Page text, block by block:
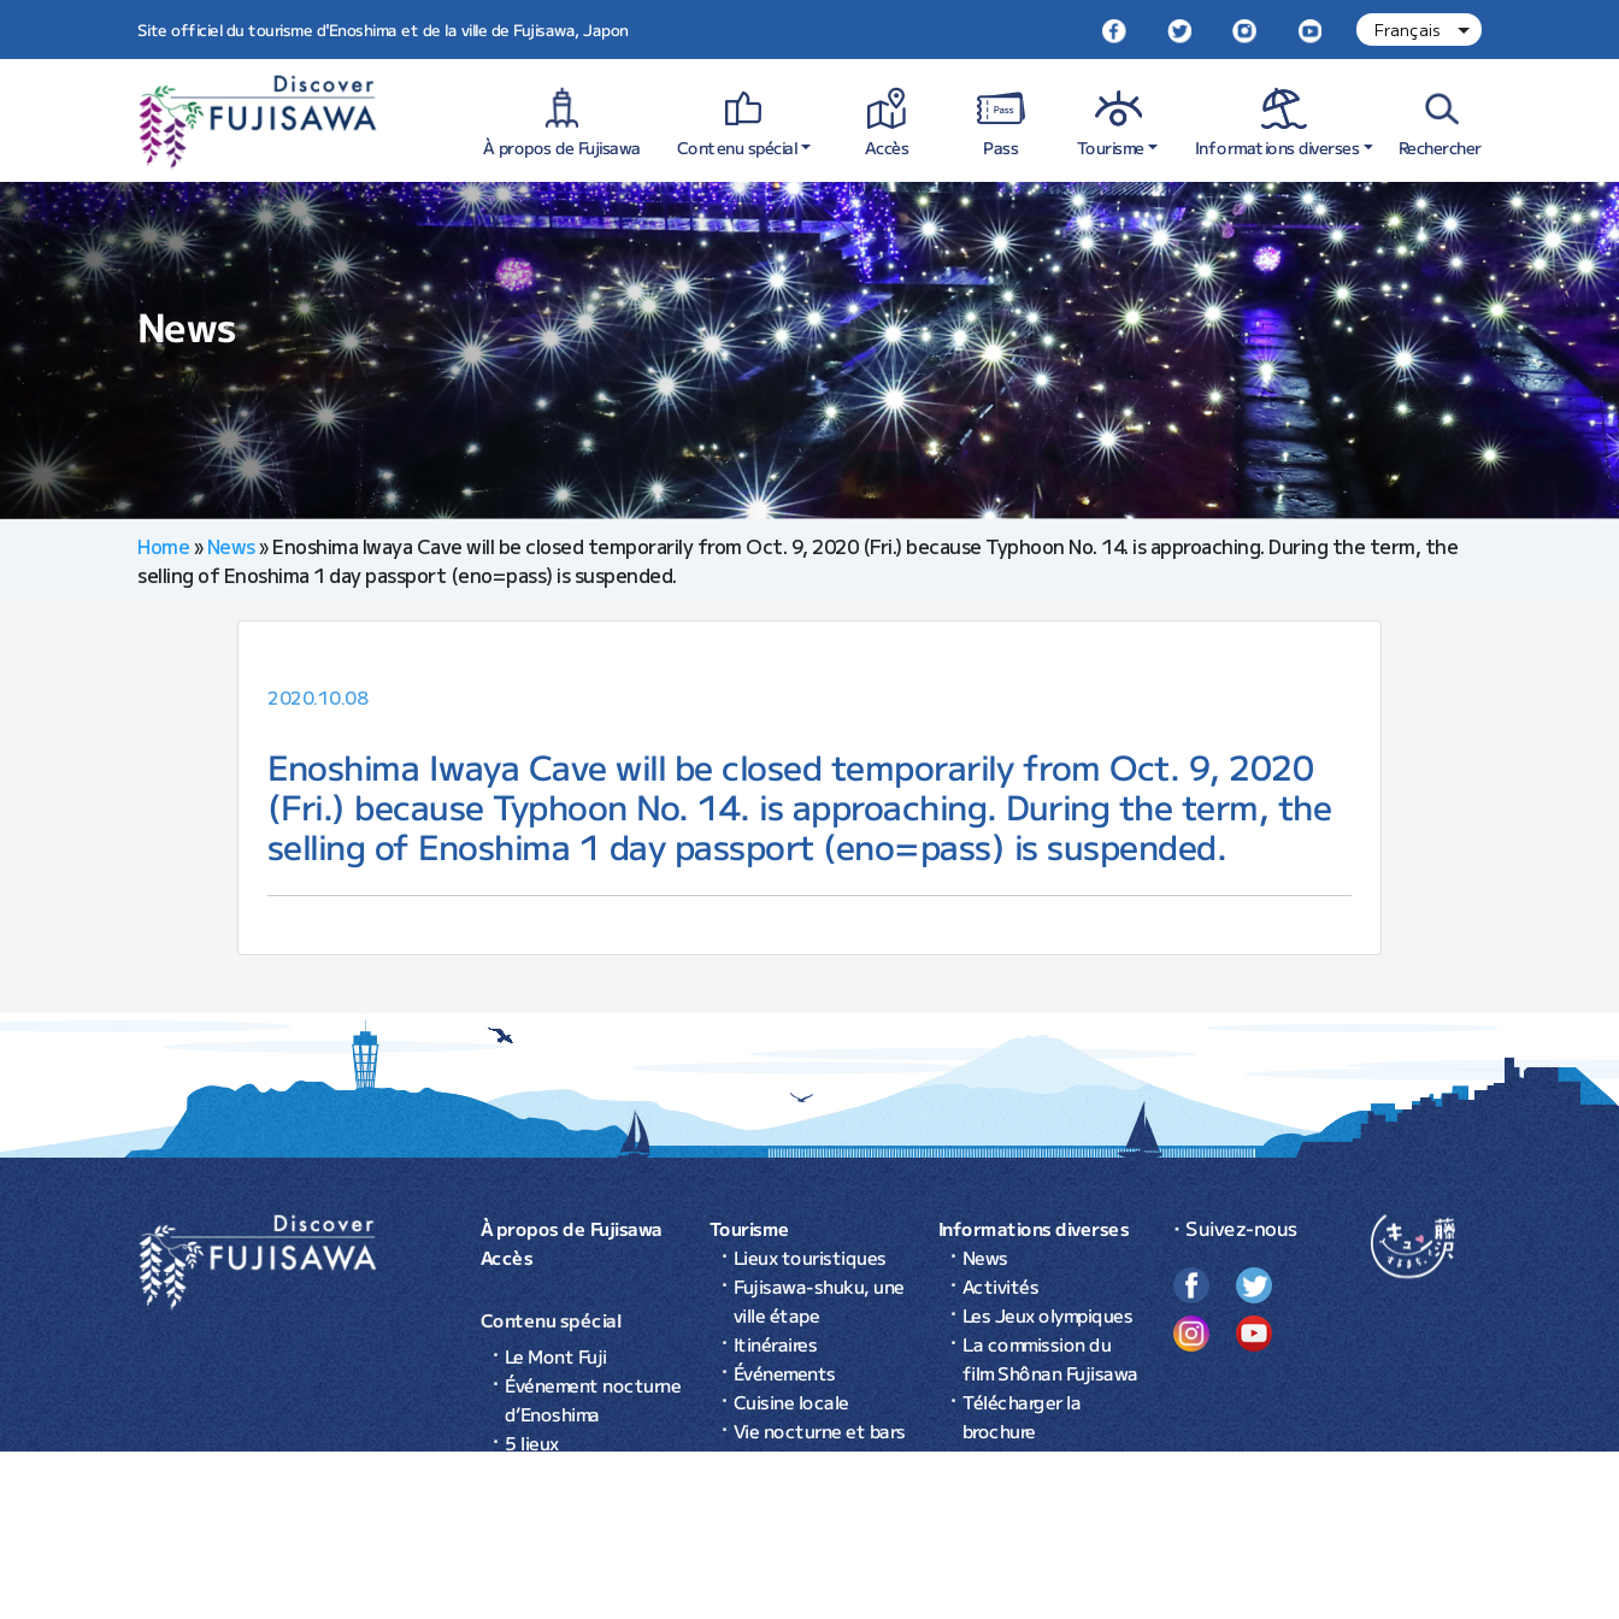
Site officiel du tourisme d'Enoshima et de la ville de Fujisawa, Japon
À propos de Fujisawa Contenu spécial Accès Pass Tourisme Informations diverses Rechercher
News
Home» News»Enoshima Iwaya Cave will be closed temporarily from Oct. 9, 2020 (Fri.) because Typhoon No. 14. is approaching. During the term, the
selling of Enoshima 1 day passport (eno=pass) is suspended.
2020.10.08
Enoshima Iwaya Cave will be closed temporarily from Oct. 9, 2020
(Fri.) because Typhoon No. 14. is approaching. During the term, the
selling of Enoshima 1 day passport (eno=pass) is suspended.
À propos de Fujisawa
Accès
Contenu spécial
Le Mont Fuji
Événement nocturne
d’Enoshima
5 lieux
Tourisme
Lieux touristiques
Fujisawa-shuku, une
ville étape
Itinéraires
Événements
Cuisine locale
Vie nocturne et bars
Se loger
Informations diverses
News
Activités
Les Jeux olympiques
La commission du
film Shônan Fujisawa
Télécharger la
brochure
・Suivez-nous